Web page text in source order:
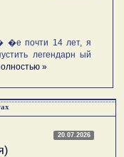
�е почти 14 лет, я
легендарн ый
»
20.07.2026